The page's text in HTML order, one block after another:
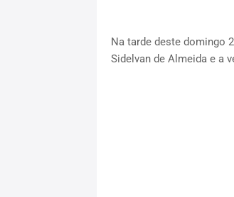
Na tarde deste domingo
Sidelvan de Almeida e a